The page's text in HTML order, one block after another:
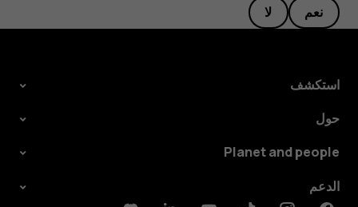
نعم لا
استكشف
حول
Planet and people
الدعم